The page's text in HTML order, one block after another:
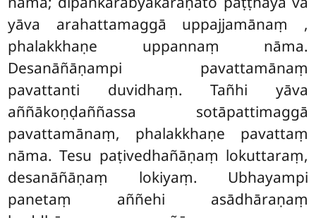
yāva arahattamaggā uppajjamānaṃ ,
phalakkhaṇe uppannaṃ nāma.
Desanāñāṇampi pavattamānaṃ
pavattanti duvidhaṃ. Tañhi yāva
aññākoṇḍaññassa sotāpattimaggā
pavattamānaṃ, phalakkhaṇe pavattaṃ
nāma. Tesu paṭivedhañāṇaṃ lokuttaraṃ,
desanāñāṇaṃ lokiyaṃ. Ubhayampi
panetaṃ aññehi asādhāraṇaṃ